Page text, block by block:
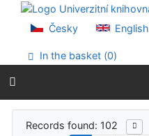
Go to content
Go to menu
Accessibility declaration
Česky English
In the basket (0)
Search results
Records found: 102